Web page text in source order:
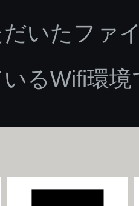
いたファ
るWifi環